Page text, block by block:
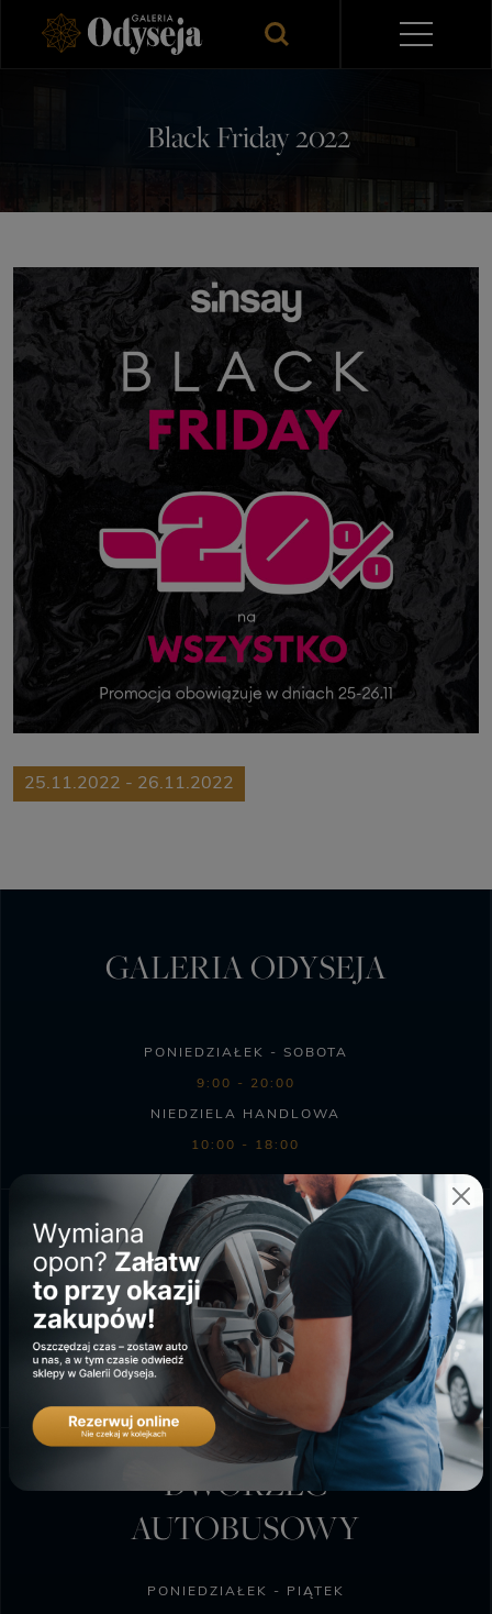
Black Friday 2022
25.11.2022 - 26.11.2022
GALERIA ODYSEJA
PONIEDZIAŁEK - SOBOTA
9:00 - 20:00
NIEDZIELA HANDLOWA
10:00 - 18:00
SKLEP BIEDRONKA
PONIEDZIAŁEK - SOBOTA
6:00 - 23:00
DWORZEC
AUTOBUSOWY
PONIEDZIAŁEK - PIĄTEK